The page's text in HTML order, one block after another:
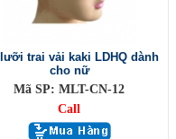
trai vải kaki LDHQ dành
cho nữ
Mã SP: MLT-CN-12
Call